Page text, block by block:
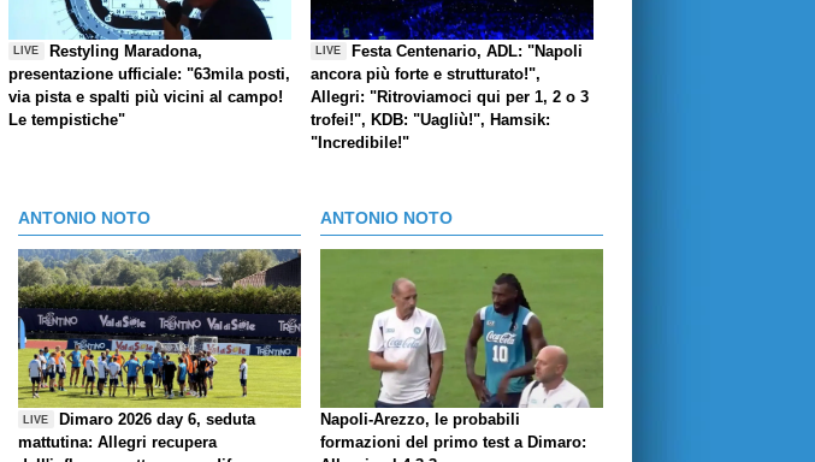
LIVE
Restyling Maradona,
presentazione ufficiale: "63mila posti,
via pista e spalti più vicini al campo!
Le tempistiche"
LIVE
Festa Centenario, ADL: "Napoli
ancora più forte e strutturato!",
Allegri: "Ritroviamoci qui per 1, 2 o 3
trofei!", KDB: "Uagliù!", Hamsik:
"Incredibile!"
ANTONIO NOTO
LIVE
Dimaro 2026 day 6, seduta
mattutina: Allegri recupera
ANTONIO NOTO
Napoli-Arezzo, le probabili
formazioni del primo test a Dimaro: